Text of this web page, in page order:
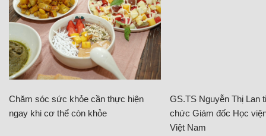
Chăm sóc sức khỏe cần thực hiện
ngay khi cơ thể còn khỏe
GS.TS Nguyễn Thị Lan
chức Giám đốc Học
Việt Nam